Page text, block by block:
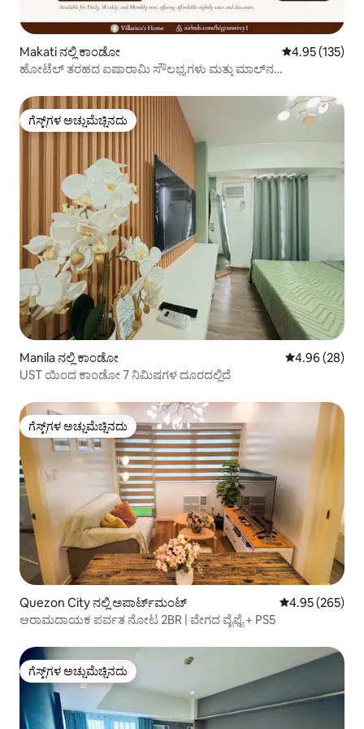
Makati ನಲ್ಲಿ ಕಾಂಡೋ 5 ರಲ್ಲಿ 4.95
4.95 (135)
ಹೋಟೆಲ್ ತರಹದ ಐಷಾರಾಮಿ ಸೌಲಭ್ಯಗಳು ಮತ್ತು ಮಾಲ್‌ನ
ಗೆಸ್ಟ್‌ಗಳ ಅಚ್ಚುಮೆಚ್ಚಿನದು
ಗೆಸ್ಟ್‌ಗಳ ಅಚ್ಚುಮೆಚ್ಚಿನದು
Manila ನಲ್ಲಿ ಕಾಂಡೋ 5 ರಲ್ಲಿ 4.96
4.96 (28)
UST ಯಿಂದ ಕಾಂಡೋ 7 ನಿಮಿಷಗಳ ದೂರದಲ್ಲಿದೆ
ಗೆಸ್ಟ್‌ಗಳ ಅಚ್ಚುಮೆಚ್ಚಿನದು
ಗೆಸ್ಟ್‌ಗಳ ಅಚ್ಚುಮೆಚ್ಚಿನದು
Quezon City ನಲ್ಲಿ ಅಪಾರ್ಟ್‌ಮಂಟ್ 5 ರಲ್ಲಿ 4.95
4.95 (265)
ಆರಾಮದಾಯಕ ಪರ್ವತ ನೋಟ 2BR | ವೇಗದ ವೈಫೈ + PS5
ಗೆಸ್ಟ್‌ಗಳ ಅಚ್ಚುಮೆಚ್ಚಿನದು
ಗೆಸ್ಟ್‌ಗಳ ಅಚ್ಚುಮೆಚ್ಚಿನದು